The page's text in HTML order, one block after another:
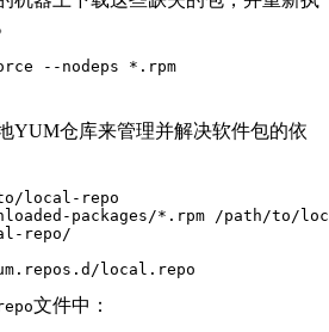
--nodeps
YUM仓库来管理并解决软件包的依
local-repo
packages/*.rpm /path/to/
repo/
文件中：